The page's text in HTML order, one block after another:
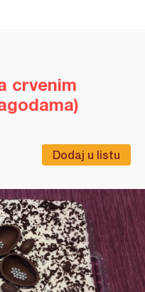
Dodaj u listu
crvenim